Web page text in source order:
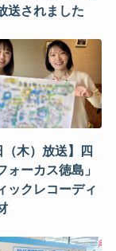
送されました
（木）放送】四
ォーカス徳島」
ックレコーディ